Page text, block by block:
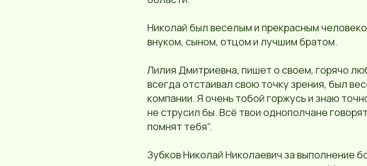
Николай был веселым и прекрасным
внуком, сыном, отцом и лучшим братом.
Лилия Дмитриевна, пишет о своем, горячо
всегда отстаивал свою точку зрения, был
компании. Я очень тобой горжусь и знаю
не струсил бы. Всё твои однополчане
помнят тебя".
Зубков Николай Николаевич за выполнение